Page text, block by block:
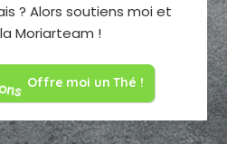
? Alors soutiens moi et
Moriarteam !
Offre moi un Thé !